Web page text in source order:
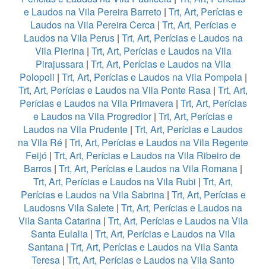
e Laudos na Vila Pereira Barreto| Trt, Art, Perícias e
Laudos na Vila Pereira Cerca| Trt, Art, Perícias e
Laudos na Vila Perus| Trt, Art, Perícias e Laudos na
Vila Pierina| Trt, Art, Perícias e Laudos na Vila
Pirajussara| Trt, Art, Perícias e Laudos na Vila
Polopoli | Trt, Art, Perícias e Laudos na Vila Pompeia|
Trt, Art, Perícias e Laudos na Vila Ponte Rasa | Trt, Art,
Perícias e Laudos na Vila Primavera| Trt, Art, Perícias
e Laudos na Vila Progredior| Trt, Art, Perícias e
Laudos na Vila Prudente | Trt, Art, Perícias e Laudos
na Vila Ré | Trt, Art, Perícias e Laudos na Vila Regente
Feijó | Trt, Art, Perícias e Laudos na Vila Ribeiro de
Barros | Trt, Art, Perícias e Laudos na Vila Romana |
Trt, Art, Perícias e Laudos na Vila Rubi | Trt, Art,
Perícias e Laudos na Vila Sabrina| Trt, Art, Perícias e
Laudosns Vila Salete | Trt, Art, Perícias e Laudos na
Vila Santa Catarina| Trt, Art, Perícias e Laudos na Vila
Santa Eulalia | Trt, Art, Perícias e Laudos na Vila
Santana | Trt, Art, Perícias e Laudos na Vila Santa
Teresa | Trt, Art, Perícias e Laudos na Vila Santo